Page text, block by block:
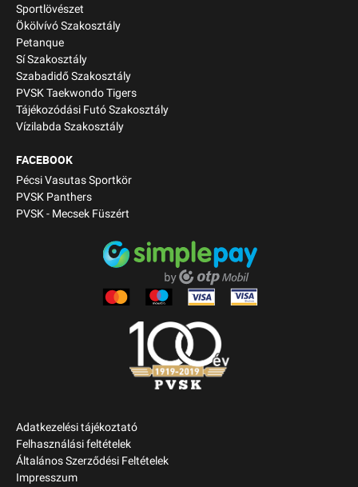
Sportlövészet
Ökölvívó Szakosztály
Petanque
Sí Szakosztály
Szabadidő Szakosztály
PVSK Taekwondo Tigers
Tájékozódási Futó Szakosztály
Vízilabda Szakosztály
FACEBOOK
Pécsi Vasutas Sportkör
PVSK Panthers
PVSK - Mecsek Füszért
Adatkezelési tájékoztató
Felhasználási feltételek
Általános Szerződési Feltételek
Impresszum